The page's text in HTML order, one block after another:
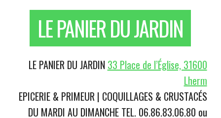
navigation
principale
principale
LE PANIER DU JARDIN
droite
LE PANIER DU JARDIN 33 Place de l’Église, 31600
Lherm
EPICERIE & PRIMEUR | COQUILLAGES & CRUSTACÉS
DU MARDI AU DIMANCHE TEL. 06.86.83.06.80 ou